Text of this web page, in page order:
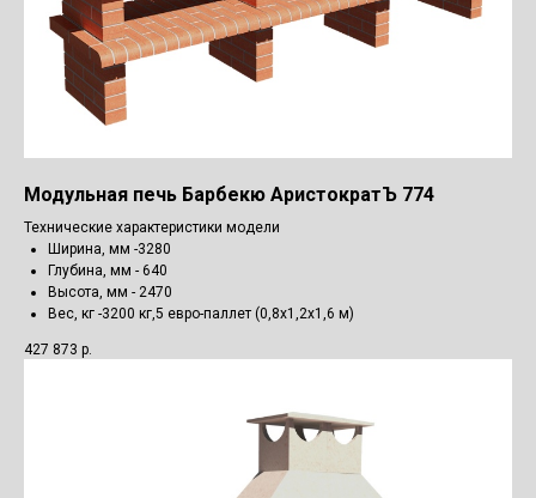
Модульная печь Барбекю АристократЪ 774
Технические характеристики модели
Ширина, мм -3280
Глубина, мм - 640
Высота, мм - 2470
Вес, кг -3200 кг,5 евро-паллет (0,8х1,2х1,6 м)
427 873 р.